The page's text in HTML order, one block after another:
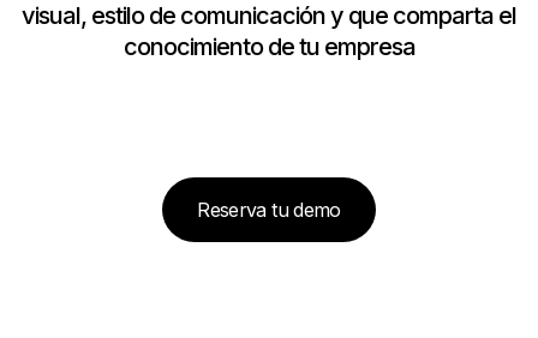
visual, estilo de comunicación y que comparta el
conocimiento de tu empresa
Reserva tu demo